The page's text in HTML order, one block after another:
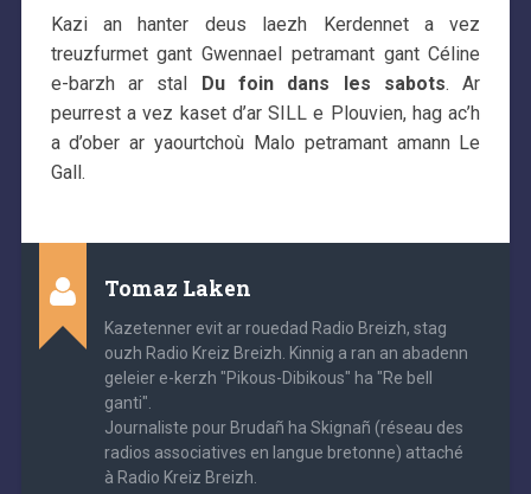
Kazi an hanter deus laezh Kerdennet a vez
treuzfurmet gant Gwennael petramant gant Céline
e-barzh ar stal Du foin dans les sabots. Ar
peurrest a vez kaset d’ar SILL e Plouvien, hag ac’h
a d’ober ar yaourtchoù Malo petramant amann Le
Gall.
Tomaz Laken
Kazetenner evit ar rouedad Radio Breizh, stag
ouzh Radio Kreiz Breizh. Kinnig a ran an abadenn
geleier e-kerzh "Pikous-Dibikous" ha "Re bell
ganti".
Journaliste pour Brudañ ha Skignañ (réseau des
radios associatives en langue bretonne) attaché
à Radio Kreiz Breizh.